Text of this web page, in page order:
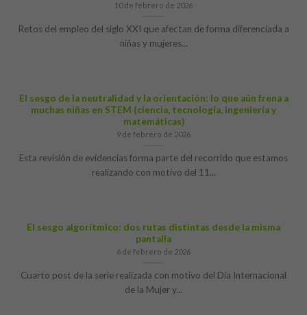
10 de febrero de 2026
Retos del empleo del siglo XXI que afectan de forma diferenciada a
niñas y mujeres...
El sesgo de la neutralidad y la orientación: lo que aún frena a
muchas niñas en STEM (ciencia, tecnología, ingeniería y
matemáticas)
9 de febrero de 2026
Esta revisión de evidencias forma parte del recorrido que estamos
realizando con motivo del 11...
El sesgo algorítmico: dos rutas distintas desde la misma
pantalla
6 de febrero de 2026
Cuarto post de la serie realizada con motivo del Día Internacional
de la Mujer y...